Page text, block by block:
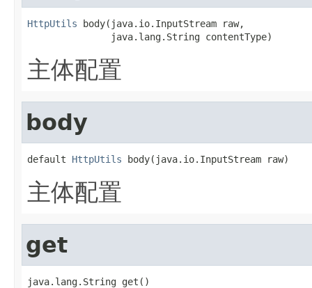
HttpUtils body(java.io.InputStream raw,
               java.lang.String contentType)
主体配置
body
default HttpUtils body(java.io.InputStream raw)
主体配置
get
java.lang.String get()